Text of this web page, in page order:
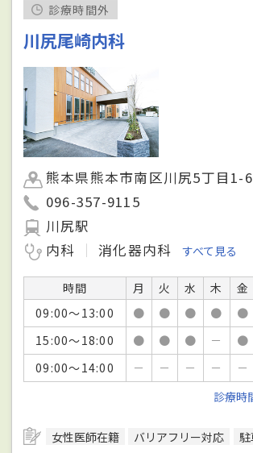
診療時間外
川尻尾崎内科
熊本県熊本市南区川尻5丁目1-
096-357-9115
川尻駅
内科
消化器内科 すべて見る
時間 月 火 水 木 金
09:00～13:00
● ● ● ● ●
15:00～18:00
● ● ● － ●
09:00～14:00
－ － － － －
診療時
女性医師在籍 バリアフリー対応 駐